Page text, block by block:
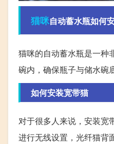
猫咪自动蓄水瓶如何
猫咪的自动蓄水瓶是一种
碗内，确保瓶子与储水碗
如何安装宽带猫
对于很多人来说，安装宽
进行无线设置，光纤猫背